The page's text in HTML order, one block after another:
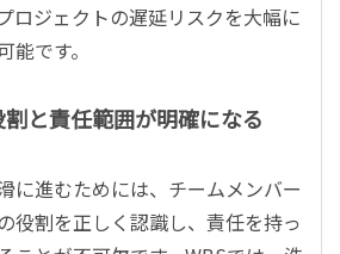
ロジェクトの遅延リスクを大幅に
です。
と責任範囲が明確になる
に進むためには、チームメンバー
役割を正しく認識し、責任を持っ